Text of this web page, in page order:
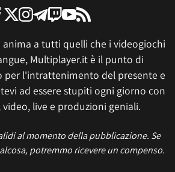
anima a tutti quelli che i videogiochi
Multiplayer.it è il punto di
per l'intrattenimento del presente e
ad essere stupiti ogni giorno con
video, live e produzioni geniali.
al momento della pubblicazione. Se
potremmo ricevere un compenso.